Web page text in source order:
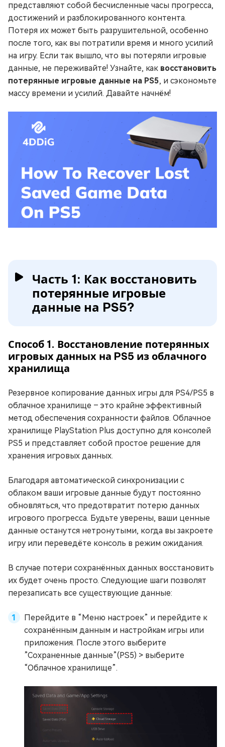
представляют собой бесчисленные часы прогресса,
достижений и разблокированного контента.
Потеря их может быть разрушительной, особенно
после того, как вы потратили время и много усилий
на игру. Если так вышло, что вы потеряли игровые
данные, не переживайте! Узнайте, как восстановить
потерянные игровые данные на PS5, и сэкономьте
массу времени и усилий. Давайте начнём!
Часть 1: Как восстановить
потерянные игровые
данные на PS5?
Способ 1. Восстановление потерянных
игровых данных на PS5 из облачного
хранилища
Резервное копирование данных игры для PS4/PS5 в
облачное хранилище – это крайне эффективный
метод обеспечения сохранности файлов. Облачное
хранилище PlayStation Plus доступно для консолей
PS5 и представляет собой простое решение для
хранения игровых данных.
Благодаря автоматической синхронизации с
облаком ваши игровые данные будут постоянно
обновляться, что предотвратит потерю данных
игрового прогресса. Будьте уверены, ваши ценные
данные останутся нетронутыми, когда вы закроете
игру или переведёте консоль в режим ожидания.
В случае потери сохранённых данных восстановить
их будет очень просто. Следующие шаги позволят
перезаписать все существующие данные:
Перейдите в “Меню настроек” и перейдите к
сохранённым данным и настройкам игры или
приложения. После этого выберите
”Сохраненные данные”(PS5) > выберите
“Облачное хранилище”.